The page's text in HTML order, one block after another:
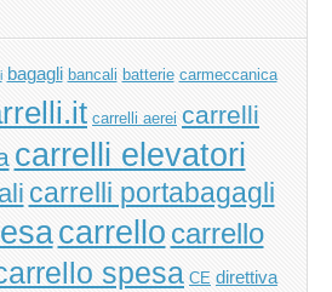
bagagli bancali batterie carmeccanica
carrelli aerei carrelli
carrelli elevatori
carrelli portabagagli
carrello carrello
spesa CE direttiva